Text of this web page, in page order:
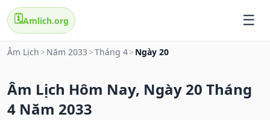
🗓️Amlich.org
Âm Lịch > Năm 2033 >Tháng 4> Ngày 20
Âm Lịch Hôm Nay, Ngày 20 Tháng
4 Năm 2033